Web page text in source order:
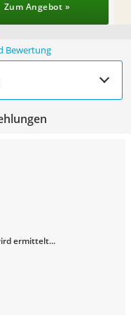
Zum Angebot »
Bewertung
ermittelt...